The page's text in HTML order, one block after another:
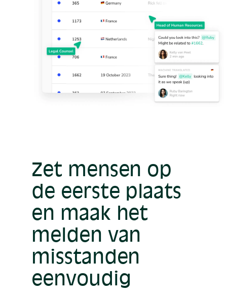
Zet mensen op
de eerste plaats
en maak het
melden van
misstanden
eenvoudig